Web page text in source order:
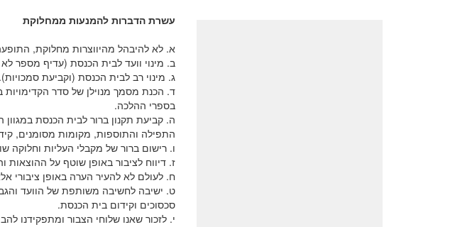
עשרת הדברות להמנעות ממחלוקת
א. לא להיבהל מהיווצרות מחלוקת,
ב. מינוי וועד לבית הכנסת (עדיף מספר לא
ג. מינוי רב לבית הכנסת (וקביעת סמכויות).
ד. הכנת מסמך מנוילן של סדר הקדימויות
בספרי ההלכה.
ה. קביעת תקנון ברור לבית הכנסת
התפילה והתוספות, מקומות מסומנים,
ו. רישום ברור של מקבלי העליות וחלוקה
ז. דיווח לציבור באופן שוטף על ההוצאות
ח. לעולם לא להעיר הערה באופן ציבורי
ט. ישיבה לחשיבה משותפת של הוועד
סכסוכים וקידום בית הכנסת.
י. לזכור שאנו שלוחי הצבור ומתפקידנו